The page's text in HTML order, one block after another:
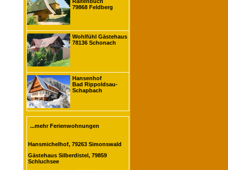
79868 Feldberg
Wohlfühl Gästehaus
78136 Schonach
Hansenhof
Bad Rippoldsau-
Schapbach
...mehr Ferienwohnungen
Hansmichelhof, 79263 Simonswald
Gästehaus Silberdistel, 79859
Schluchsee